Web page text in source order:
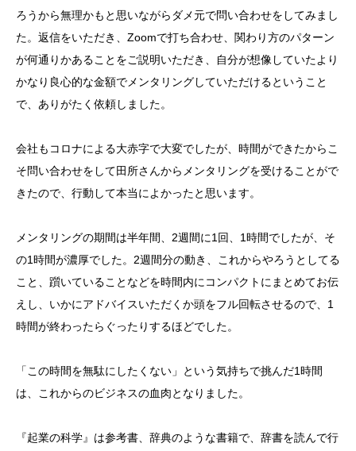
ろうから無理かもと思いながらダメ元で問い合わせをしてみまし
た。返信をいただき、Zoomで打ち合わせ、関わり方のパターン
が何通りかあることをご説明いただき、自分が想像していたより
かなり良心的な金額でメンタリングしていただけるということ
で、ありがたく依頼しました。
会社もコロナによる大赤字で大変でしたが、時間ができたからこ
そ問い合わせをして田所さんからメンタリングを受けることがで
きたので、行動して本当によかったと思います。
メンタリングの期間は半年間、2週間に1回、1時間でしたが、そ
の1時間が濃厚でした。2週間分の動き、これからやろうとしてる
こと、躓いていることなどを時間内にコンパクトにまとめてお伝
えし、いかにアドバイスいただくか頭をフル回転させるので、1
時間が終わったらぐったりするほどでした。
「この時間を無駄にしたくない」という気持ちで挑んだ1時間
は、これからのビジネスの血肉となりました。
『起業の科学』は参考書、辞典のような書籍で、辞書を読んで行